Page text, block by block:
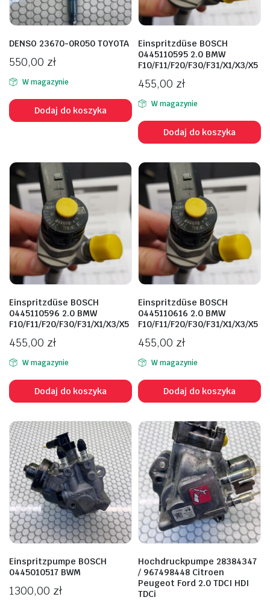
DENSO 23670-0R050 TOYOTA
550,00 zł
W magazynie
Dodaj do koszyka
Einspritzdüse BOSCH
0445110595 2.0 BMW
F10/F11/F20/F30/F31/X1/X3/X5
455,00 zł
W magazynie
Dodaj do koszyka
Einspritzdüse BOSCH
0445110596 2.0 BMW
F10/F11/F20/F30/F31/X1/X3/X5
455,00 zł
W magazynie
Dodaj do koszyka
Einspritzdüse BOSCH
0445110616 2.0 BMW
F10/F11/F20/F30/F31/X1/X3/X5
455,00 zł
W magazynie
Dodaj do koszyka
Einspritzpumpe BOSCH
0445010517 BWM
1300,00 zł
Hochdruckpumpe 28384347
/ 967498448 Citroen
Peugeot Ford 2.0 TDCI HDI
TDCi